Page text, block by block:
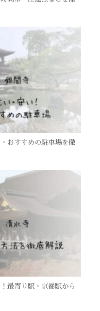
おすすめの駐車場を徹
最寄り駅・京都駅から